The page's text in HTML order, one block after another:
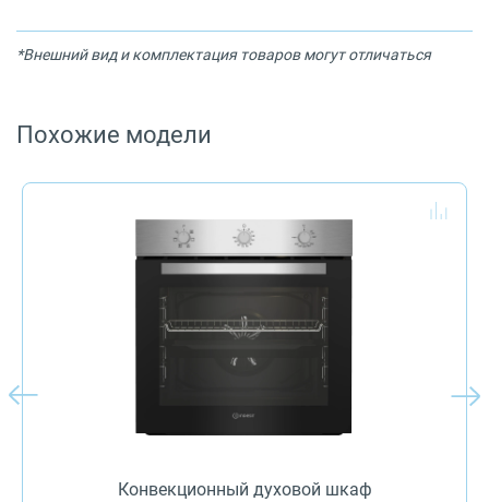
*Внешний вид и комплектация товаров могут отличаться
Похожие модели
Конвекционный духовой шкаф